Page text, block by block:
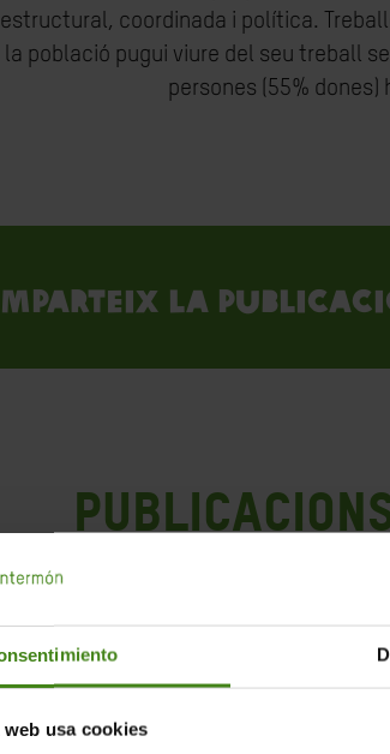
web usa cookies
coordinada i política.
població pugui viure del seu treball
persones (55%
la